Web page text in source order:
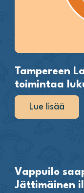
Tampereen
toimintaa
Lue lisää
Vappuilo
Jättimäinen